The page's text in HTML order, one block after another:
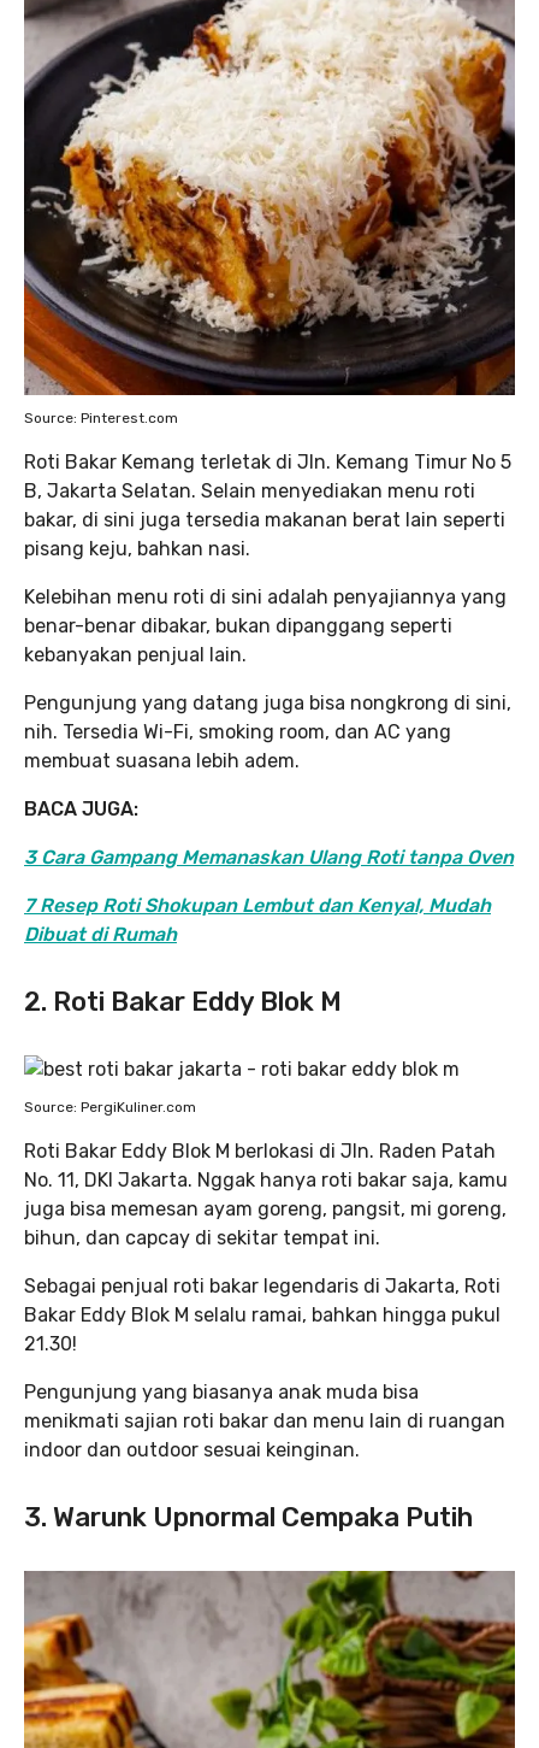
Source: Pinterest.com
Roti Bakar Kemang terletak di Jln. Kemang Timur No 5
B, Jakarta Selatan. Selain menyediakan menu roti
bakar, di sini juga tersedia makanan berat lain seperti
pisang keju, bahkan nasi.
Kelebihan menu roti di sini adalah penyajiannya yang
benar-benar dibakar, bukan dipanggang seperti
kebanyakan penjual lain.
Pengunjung yang datang juga bisa nongkrong di sini,
nih. Tersedia Wi-Fi, smoking room, dan AC yang
membuat suasana lebih adem.
BACA JUGA:
3 Cara Gampang Memanaskan Ulang Roti tanpa Oven
7 Resep Roti Shokupan Lembut dan Kenyal, Mudah
Dibuat di Rumah
2. Roti Bakar Eddy Blok M
Source: PergiKuliner.com
Roti Bakar Eddy Blok M berlokasi di Jln. Raden Patah
No. 11, DKI Jakarta. Nggak hanya roti bakar saja, kamu
juga bisa memesan ayam goreng, pangsit, mi goreng,
bihun, dan capcay di sekitar tempat ini.
Sebagai penjual roti bakar legendaris di Jakarta, Roti
Bakar Eddy Blok M selalu ramai, bahkan hingga pukul
21.30!
Pengunjung yang biasanya anak muda bisa
menikmati sajian roti bakar dan menu lain di ruangan
indoor dan outdoor sesuai keinginan.
3. Warunk Upnormal Cempaka Putih